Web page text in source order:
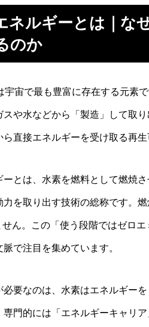
ネルギーとは｜な
のか
宇宙で最も豊富に存在する元素
スや水などから「製造」して取
ら直接エネルギーを受け取る再
ーとは、水素を燃料として燃焼
力を取り出す技術の総称です。
せん。この「使う段階ではゼロ
で注目を集めています。
必要なのは、水素はエネルギー
専門的には「エネルギーキャリ